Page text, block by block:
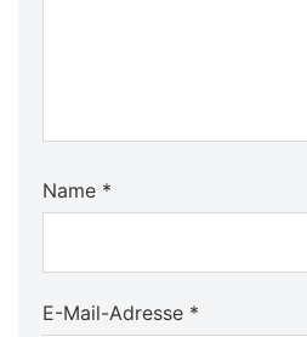
Name *
E-Mail-Adresse *